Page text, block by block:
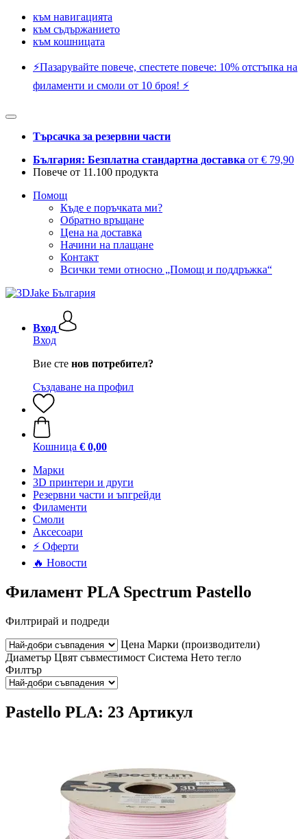
към навигацията
към съдържанието
към кошницата
⚡️Пазарувайте повече, спестете повече: 10% отстъпка на
филаменти и смоли от 10 броя! ⚡️
Търсачка за резервни части
България: Безплатна стандартна доставка от € 79,90
Повече от 11.100 продукта
Помощ
Къде е поръчката ми?
Обратно връщане
Цена на доставка
Начини на плащане
Контакт
Всички теми относно „Помощ и поддръжка“
Вход
Вход
Вие сте нов потребител?
Създаване на профил
Кошница € 0,00
Mарки
3D принтери и други
Резервни части и ъпгрейди
Филаменти
Смоли
Аксесоари
⚡ Оферти
🔥 Новости
Филамент PLA Spectrum Pastello
Филтрирай и подреди
Цена Марки (производители)
Диаметър Цвят съвместимост Система Нето тегло
Филтър
Pastello PLA: 23 Артикул